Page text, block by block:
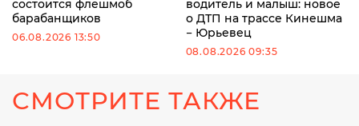
состоится флешмоб
барабанщиков
06.08.2026 13:50
водитель и малыш: новое
о ДТП на трассе Кинешма
− Юрьевец
08.08.2026 09:35
СМОТРИТЕ ТАКЖЕ